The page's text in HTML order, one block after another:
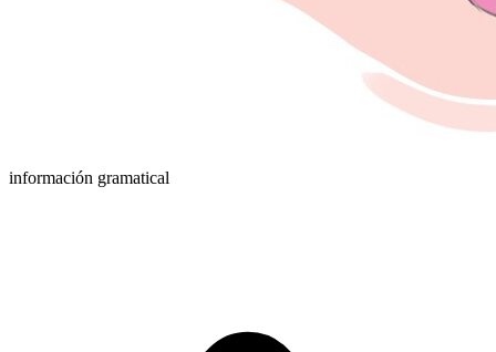
información gramatical